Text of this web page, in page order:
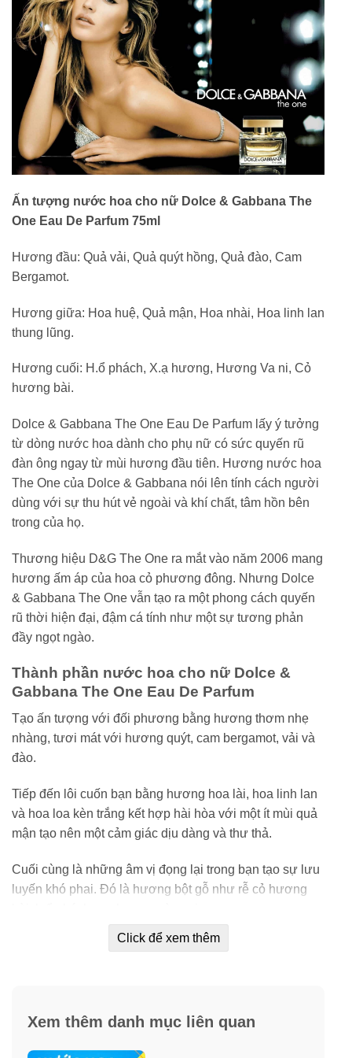
Ấn tượng nước hoa cho nữ Dolce & Gabbana The
One Eau De Parfum 75ml
Hương đầu: Quả vải, Quả quýt hồng, Quả đào, Cam
Bergamot.
Hương giữa: Hoa huệ, Quả mận, Hoa nhài, Hoa linh lan
thung lũng.
Hương cuối: H.ổ phách, X.ạ hương, Hương Va ni, Cỏ
hương bài.
Dolce & Gabbana The One Eau De Parfum lấy ý tưởng
từ dòng nước hoa dành cho phụ nữ có sức quyến rũ
đàn ông ngay từ mùi hương đầu tiên. Hương nước hoa
The One của Dolce & Gabbana nói lên tính cách người
dùng với sự thu hút vẻ ngoài và khí chất, tâm hồn bên
trong của họ.
Thương hiệu D&G The One ra mắt vào năm 2006 mang
hương ấm áp của hoa cỏ phương đông. Nhưng Dolce
& Gabbana The One vẫn tạo ra một phong cách quyến
rũ thời hiện đại, đậm cá tính như một sự tương phản
đầy ngọt ngào.
Thành phần nước hoa cho nữ Dolce &
Gabbana The One Eau De Parfum
Tạo ấn tượng với đối phương bằng hương thơm nhẹ
nhàng, tươi mát với hương quýt, cam bergamot, vải và
đào.
Tiếp đến lôi cuốn bạn bằng hương hoa lài, hoa linh lan
và hoa loa kèn trắng kết hợp hài hòa với một ít mùi quả
mận tạo nên một cảm giác dịu dàng và thư thả.
Cuối cùng là những âm vị đọng lại trong bạn tạo sự lưu
luyến khó phai. Đó là hương bột gỗ như rễ cỏ hương
Nhưng xuyên suốt Dolce & Gabbana The One Eau De
nữ Dolce & Gabbana The One Eau De
Click để xem thêm
Xem thêm danh mục liên quan